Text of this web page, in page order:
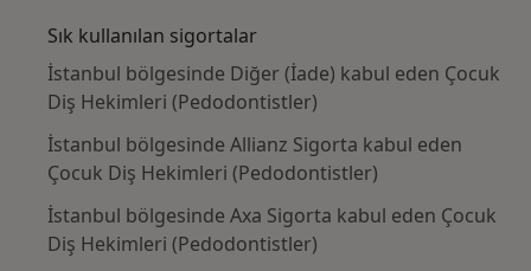
Sık kullanılan sigortalar
İstanbul bölgesinde Diğer (İade) kabul eden Çocuk
Diş Hekimleri (Pedodontistler)
İstanbul bölgesinde Allianz Sigorta kabul eden
Çocuk Diş Hekimleri (Pedodontistler)
İstanbul bölgesinde Axa Sigorta kabul eden Çocuk
Diş Hekimleri (Pedodontistler)